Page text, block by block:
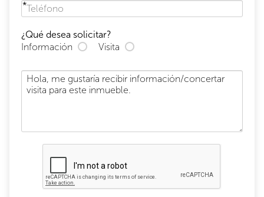
¿Qué desea solicitar?
Información
Visita